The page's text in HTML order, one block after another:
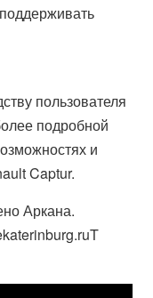
пользователя
подробной
и
Captur.
Аркана.